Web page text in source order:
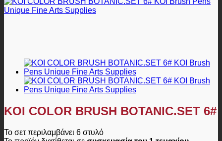
KOI COLOR BRUSH BOTANIC.SET 6#
Το σετ περιλαμβάνει 6 στυλό